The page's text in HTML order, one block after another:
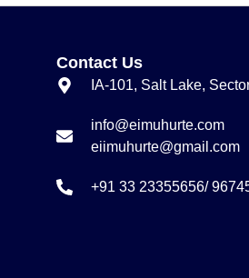
Contact Us
IA-101, Salt Lake,
info@eimuhurte.com
eiimuhurte@gmail.com
+91 33 23355656/